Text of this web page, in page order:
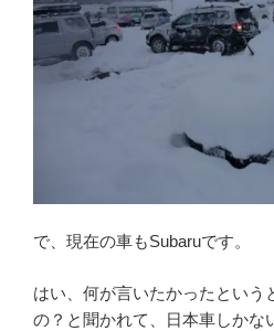
で、現在の車もSubaruです。
はい、何が言いたかったという
の？と聞かれて、日本車しかな